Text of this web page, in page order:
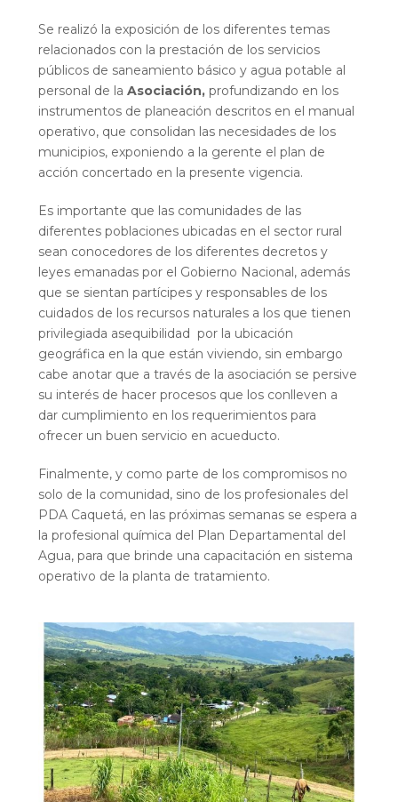
Se realizó la exposición de los diferentes temas
relacionados con la prestación de los servicios
públicos de saneamiento básico y agua potable al
personal de la Asociación, profundizando en los
instrumentos de planeación descritos en el manual
operativo, que consolidan las necesidades de los
municipios, exponiendo a la gerente el plan de
acción concertado en la presente vigencia.
Es importante que las comunidades de las
diferentes poblaciones ubicadas en el sector rural
sean conocedores de los diferentes decretos y
leyes emanadas por el Gobierno Nacional, además
que se sientan partícipes y responsables de los
cuidados de los recursos naturales a los que tienen
privilegiada asequibilidad por la ubicación
geográfica en la que están viviendo, sin embargo
cabe anotar que a través de la asociación se persive
su interés de hacer procesos que los conlleven a
dar cumplimiento en los requerimientos para
ofrecer un buen servicio en acueducto.
Finalmente, y como parte de los compromisos no
solo de la comunidad, sino de los profesionales del
PDA Caquetá, en las próximas semanas se espera a
la profesional química del Plan Departamental del
Agua, para que brinde una capacitación en sistema
operativo de la planta de tratamiento.